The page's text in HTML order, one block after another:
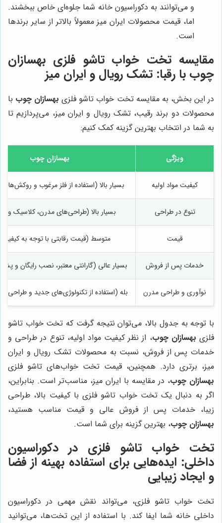
و می‌توانند به دکوراسیون خانه شما جلوه‌ای خاص ببخشند.
اما، قیمت محصولات ایران میز معمولاً بالاتر از سایر برندها
است.
مقایسه تخت خواب تاشو فلزی بهسازان
چوب با رقبا: تشک رویال و ایران میز
در این بخش، به مقایسه تخت خواب تاشو فلزی بهسازان چوب با
محصولات دو برند رقیب، تشک رویال و ایران میز، می‌پردازیم تا
به شما در انتخاب بهترین گزینه کمک کنیم:
ویژگی بهسازان چوب
کیفیت مواد اولیه بسیار بالا (استفاده از فلز مرغوب و
تنوع در طراحی بسیار بالا (طراحی‌های مدرن، کلاسیک و
قیمت متوسط (قیمت رقابتی با توجه به کیفیت
خدمات پس از فروش بسیار عالی (گارانتی معتبر، نصب رایگان و
نوآوری و طراحی مدرن بله (استفاده از تکنولوژی‌های جدید و
با توجه به جدول بالا، می‌توان نتیجه گرفت که تخت خواب تاشو
فلزی بهسازان چوب، از نظر کیفیت مواد اولیه، تنوع در طراحی و
خدمات پس از فروش، نسبت به محصولات تشک رویال و ایران
میز، برتری دارد. همچنین، قیمت تخت خواب‌های تاشو فلزی
بهسازان چوب، در مقایسه با ایران میز، مناسب‌تر است. بنابراین،
اگر به دنبال یک تخت خواب تاشو فلزی با کیفیت بالا، طراحی
زیبا، خدمات پس از فروش عالی و قیمت مناسب هستید،
بهسازان چوب، بهترین گزینه برای شما است.
تخت خواب تاشو فلزی در دکوراسیون
داخلی: ایده‌هایی برای استفاده بهینه از فضا
و ایجاد زیبایی
تخت خواب تاشو فلزی، می‌تواند نقش مهمی در دکوراسیون
داخلی خانه شما ایفا کند. با استفاده از این تخت‌ها، می‌توانید